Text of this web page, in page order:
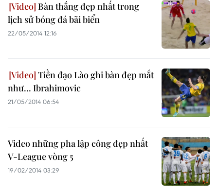
Bàn thắng đẹp nhất trong
lịch sử bóng đá bãi biển
22/05/2014 12:16
Tiền đạo Lào ghi bàn đẹp mắt
như... Ibrahimovic
21/05/2014 06:54
Video những pha lập công đẹp nhất
V-League vòng 5
19/02/2014 03:29